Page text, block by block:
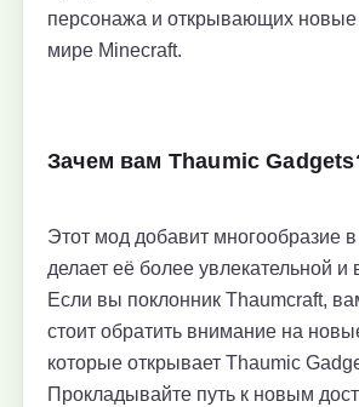
персонажа и открывающих новые
мире Minecraft.
Зачем вам Thaumic
Этот мод добавит многообразие
делает её более увлекательной
Если вы поклонник Thaumcraft,
стоит обратить внимание на
которые открывает Thaumic
Прокладывайте путь к новым